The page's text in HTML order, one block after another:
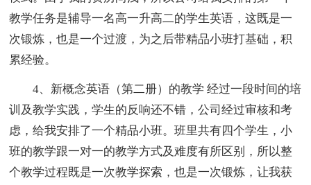
教学任务是辅导一名高一升高二的学生英语，这既是一
次锻炼，也是一个过渡，为之后带精品小班打基础，积
累经验。
4、新概念英语（第二册）的教学 经过一段时间的培
训及教学实践，学生的反响还不错，公司经过审核和考
虑，给我安排了一个精品小班。班里共有四个学生，小
班的教学跟一对一的教学方式及难度有所区别，所以整
个教学过程既是一次教学探索，也是一次锻炼，让我获